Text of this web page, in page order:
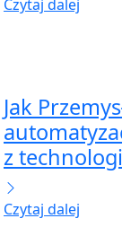
Czytaj dalej
Jak
z
Czytaj dalej